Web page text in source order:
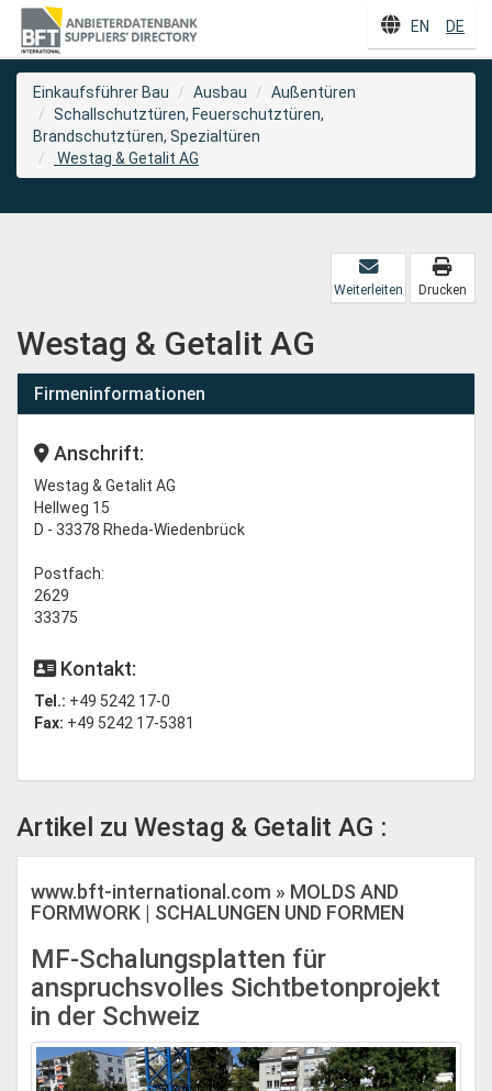
EN DE
Einkaufsführer Bau Ausbau
Außentüren
Schallschutztüren, Feuerschutztüren,
Brandschutztüren, Spezialtüren
Westag & Getalit AG
Weiterleiten Drucken
Westag & Getalit AG
Firmeninformationen
Anschrift:
Westag & Getalit AG
Hellweg 15
D - 33378 Rheda-Wiedenbrück
Postfach:
2629
33375
Kontakt:
Tel.: +49 5242 17-0
Fax: +49 5242 17-5381
Artikel zu Westag & Getalit AG :
www.bft-international.com » MOLDS AND
FORMWORK | SCHALUNGEN UND FORMEN
MF-Schalungsplatten für
anspruchsvolles Sichtbetonprojekt
in der Schweiz